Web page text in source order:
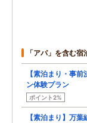
「アパ」を含む宿
【素泊まり・事
ン体験プラン
ポイント2%
【素泊まり】万